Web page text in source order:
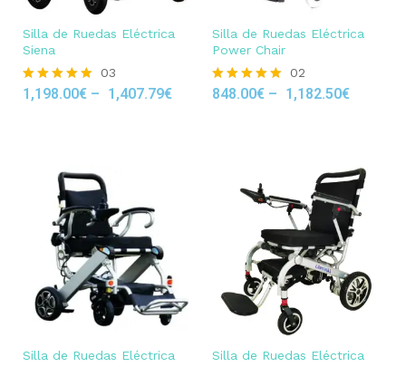
Silla de Ruedas Eléctrica
Siena
Rated
03
1,198.00€ – 1,407.79€
Silla de Ruedas Eléctrica
Power Chair
Rated
02
848.00€ – 1,182.50€
Silla de Ruedas Eléctrica
Silla de Ruedas Eléctrica